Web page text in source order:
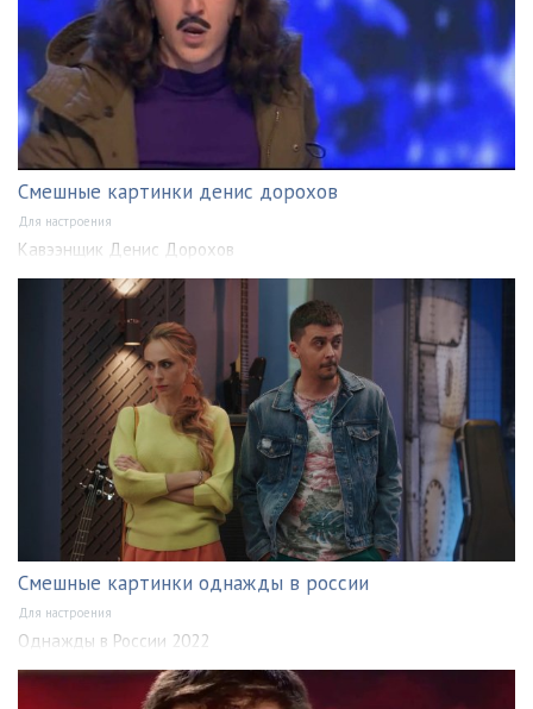
Смешные картинки денис дорохов
Для настроения
Кавээнщик Денис Дорохов
Смешные картинки однажды в россии
Для настроения
Однажды в России 2022